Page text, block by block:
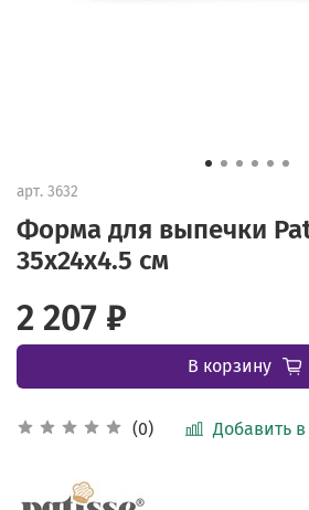
арт. 3632
Форма для выпечки
35х24х4.5 см
(0) Добавить
2 207 ₽
В корзину